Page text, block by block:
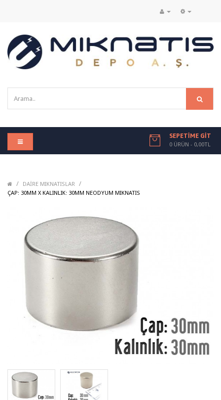
SEPETIME GIT
0 ÜRÜN - 0,00TL
/ DAIRE MIKNATISLAR /
ÇAP: 30MM X KALINLIK: 30MM NEODYUM MIKNATIS